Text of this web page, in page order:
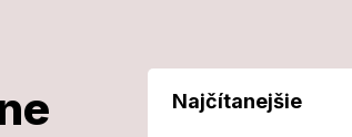
Najčítanejšie